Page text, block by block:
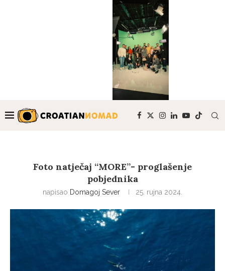
Foto natječaj “MORE”- proglašenje
pobjednika
napisao Domagoj Sever 25. rujna 2024.